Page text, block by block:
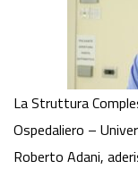
La Struttura
Ospedaliero –
Roberto Adani,